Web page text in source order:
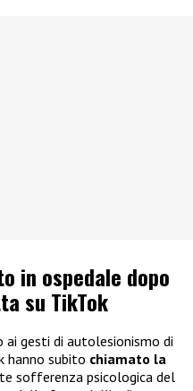
in ospedale dopo
su TikTok
gesti di autolesionismo di
hanno subito chiamato la
sofferenza psicologica del